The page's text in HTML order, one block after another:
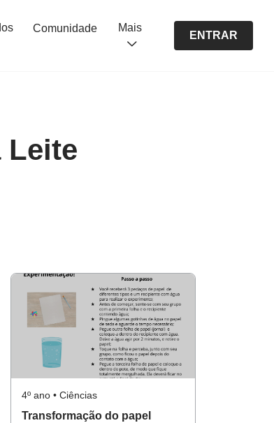
Cursos certificados Comunidade Mais
ENTRAR
Leite
4º ano • Ciências
Transformação do papel